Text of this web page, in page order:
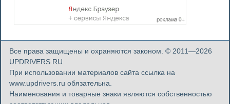
Все права защищены и охраняются законом. © 2011—2026
UPDRIVERS.RU
При использовании материалов сайта ссылка на
www.updrivers.ru обязательна.
Наименования и товарные знаки являются собственностью